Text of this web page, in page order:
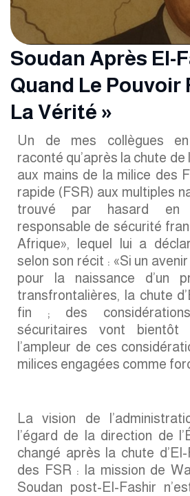
Soudan Après El-
Quand Le Pouvoir
La Vérité »
Un de mes collègues en
raconté qu’après la chute de
aux mains de la milice des
rapide (FSR) aux multiples
trouvé par hasard en
responsable de sécurité
Afrique», lequel lui a
selon son récit : «Si un
pour la naissance d’un
transfrontalières, la chute
fin ; des
sécuritaires vont
l’ampleur de ces
milices engagées comme
La vision de
l’égard de la direction de
changé après la chute
des FSR : la mission de
Soudan post-El-Fashir